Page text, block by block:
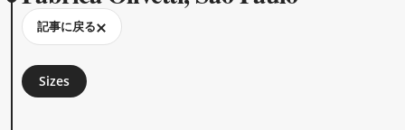
記事に戻る
Sizes